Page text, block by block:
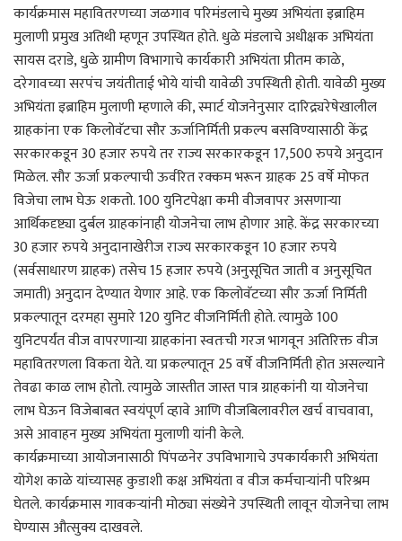
कार्यक्रमास महावितरणच्या जळगाव परिमंडलाचे मुख्य अभियंता इब्राहिम
मुलाणी प्रमुख अतिथी म्हणून उपस्थित होते. धुळे मंडलाचे अधीक्षक अभियंता
सायस दराडे, धुळे ग्रामीण विभागाचे कार्यकारी अभियंता प्रीतम काळे,
दरेगावच्या सरपंच जयंतीताई भोये यांची यावेळी उपस्थिती होती. यावेळी मुख्य
अभियंता इब्राहिम मुलाणी म्हणाले की, स्मार्ट योजनेनुसार दारिद्र्यरेषेखालील
ग्राहकांना एक किलोवॅटचा सौर ऊर्जानिर्मिती प्रकल्प बसविण्यासाठी केंद्र
सरकारकडून 30 हजार रुपये तर राज्य सरकारकडून 17,500 रुपये अनुदान
मिळेल. सौर ऊर्जा प्रकल्पाची ऊर्वरित रक्कम भरून ग्राहक 25 वर्षे मोफत
विजेचा लाभ घेऊ शकतो. 100 युनिटपेक्षा कमी वीजवापर असणाऱ्या
आर्थिकदृष्ट्या दुर्बल ग्राहकांनाही योजनेचा लाभ होणार आहे. केंद्र सरकारच्या
30 हजार रुपये अनुदानाखेरीज राज्य सरकारकडून 10 हजार रुपये
(सर्वसाधारण ग्राहक) तसेच 15 हजार रुपये (अनुसूचित जाती व अनुसूचित
जमाती) अनुदान देण्यात येणार आहे. एक किलोवॅटच्या सौर ऊर्जा निर्मिती
प्रकल्पातून दरमहा सुमारे 120 युनिट वीजनिर्मिती होते. त्यामुळे 100
युनिटपर्यंत वीज वापरणाऱ्या ग्राहकांना स्वतःची गरज भागवून अतिरिक्त वीज
महावितरणला विकता येते. या प्रकल्पातून 25 वर्षे वीजनिर्मिती होत असल्याने
तेवढा काळ लाभ होतो. त्यामुळे जास्तीत जास्त पात्र ग्राहकांनी या योजनेचा
लाभ घेऊन विजेबाबत स्वयंपूर्ण व्हावे आणि वीजबिलावरील खर्च वाचवावा,
असे आवाहन मुख्य अभियंता मुलाणी यांनी केले.
कार्यक्रमाच्या आयोजनासाठी पिंपळनेर उपविभागाचे उपकार्यकारी अभियंता
योगेश काळे यांच्यासह कुडाशी कक्ष अभियंता व वीज कर्मचाऱ्यांनी परिश्रम
घेतले. कार्यक्रमास गावकऱ्यांनी मोठ्या संख्येने उपस्थिती लावून योजनेचा लाभ
घेण्यास औत्सुक्य दाखवले.